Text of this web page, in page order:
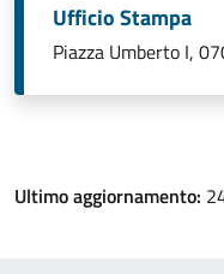
Ufficio Stampa
Piazza Umberto I,
Ultimo aggiornamento: